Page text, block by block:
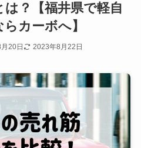
は？【福井県で軽自
カーボへ】
20日 2023年8月22日